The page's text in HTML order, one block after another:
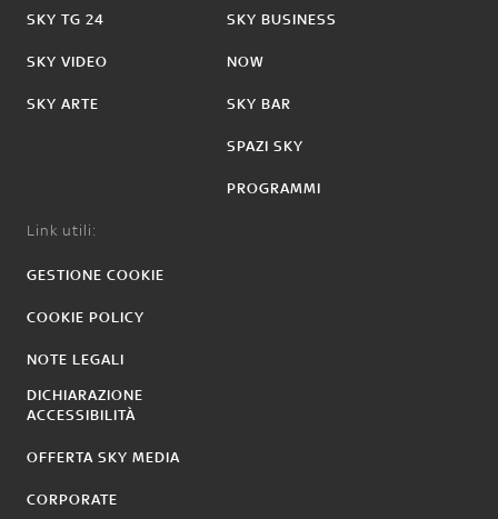
SKY TG 24
SKY VIDEO
SKY ARTE
SKY BUSINESS
NOW
SKY BAR
SPAZI SKY
PROGRAMMI
Link utili:
GESTIONE COOKIE
COOKIE POLICY
NOTE LEGALI
DICHIARAZIONE
ACCESSIBILITÀ
OFFERTA SKY MEDIA
CORPORATE